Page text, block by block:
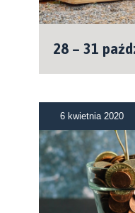
28 – 31
6 kwietnia 2020